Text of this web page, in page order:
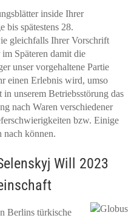
inside Ihrer
bis spätestens 28.
gleichfalls Ihrer Vorschrift
Späteren damit die
unser vorgehaltene Partie
einen Erlebnis wird, umso
unserem Betriebsstörung das
nach Waren verschiedener
bzw. Einige
nach können.
Will 2023
Berlins türkische